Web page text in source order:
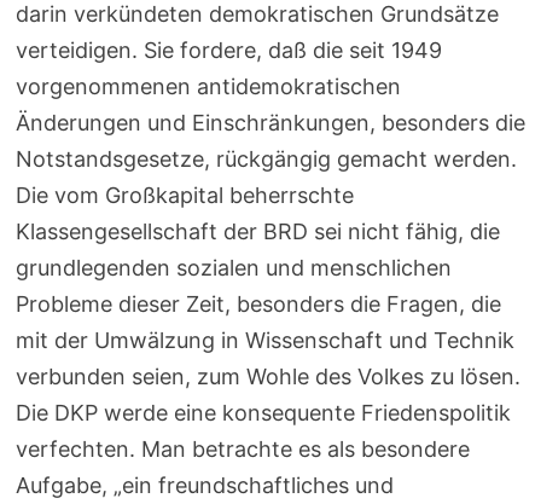
darin verkündeten demokratischen Grundsätze
verteidigen. Sie fordere, daß die seit 1949
vorgenommenen antidemokratischen
Änderungen und Einschränkungen, besonders die
Notstandsgesetze, rückgängig gemacht werden.
Die vom Großkapital beherrschte
Klassengesellschaft der BRD sei nicht fähig, die
grundlegenden sozialen und menschlichen
Probleme dieser Zeit, besonders die Fragen, die
mit der Umwälzung in Wissenschaft und Technik
verbunden seien, zum Wohle des Volkes zu ­lösen.
Die DKP werde eine konsequente Friedenspolitik
verfechten. Man betrachte es als besondere
Aufgabe, „ein freundschaftliches und